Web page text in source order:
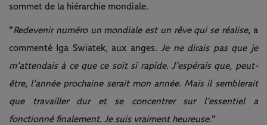
sommet de la hiérarchie mondiale.
"Redevenir numéro un mondiale est un rêve qui se réalise, a
commenté Iga Swiatek, aux anges. Je ne dirais pas que je
m’attendais à ce que ce soit si rapide. J’espérais que, peut-
être, l’année prochaine serait mon année. Mais il semblerait
que travailler dur et se concentrer sur l’essentiel a
fonctionné finalement. Je suis vraiment heureuse."